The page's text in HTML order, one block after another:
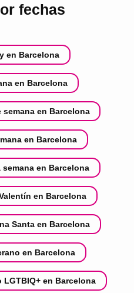
fechas
en Barcelona
en Barcelona
en Barcelona
en Barcelona
en Barcelona
en Barcelona
Santa en Barcelona
en Barcelona
en Barcelona